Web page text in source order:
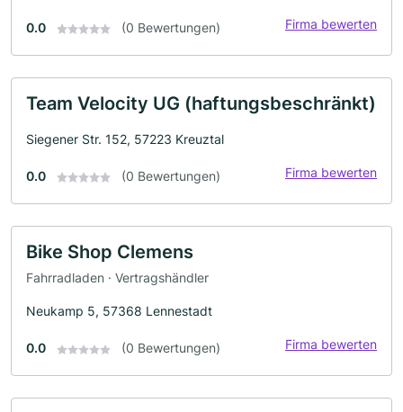
0.0 (0 Bewertungen) Firma bewerten
Team Velocity UG (haftungsbeschränkt)
Siegener Str. 152, 57223 Kreuztal
0.0 (0 Bewertungen) Firma bewerten
Bike Shop Clemens
Fahrradladen · Vertragshändler
Neukamp 5, 57368 Lennestadt
0.0 (0 Bewertungen) Firma bewerten